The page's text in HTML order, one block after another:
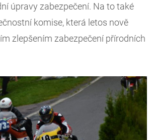
úpravy zabezpečení. Na to také
komise, která letos nově
zlepšením zabezpečení přírodních